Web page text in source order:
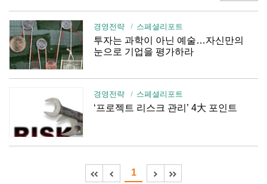
경영전략 스페셜리포트
투자는 과학이 아닌 예술…자신만의
눈으로 기업을 평가하라
경영전략 스페셜리포트
‘프로젝트 리스크 관리’ 4大 포인트
1